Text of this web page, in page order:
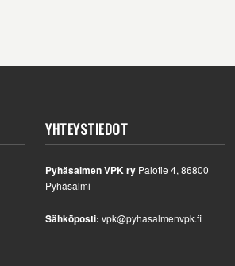
YHTEYSTIEDOT
Pyhäsalmen VPK ry Palotie 4, 86800
Pyhäsalmi
Sähköposti: vpk@pyhasalmenvpk.fi